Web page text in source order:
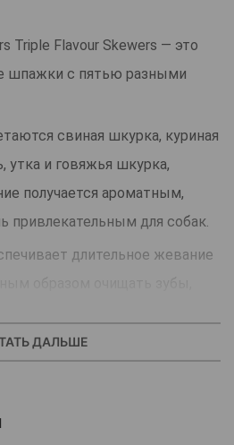
Triple Flavour Skewers — это
шпажки с пятью разными
свиная шкурка, куриная
утка и говяжья шкурка,
получается ароматным,
привлекательным для собак.
длительное жевание
собак весом от 1 кг и
вкуса и пользы, которое
ДАЛЬШЕ